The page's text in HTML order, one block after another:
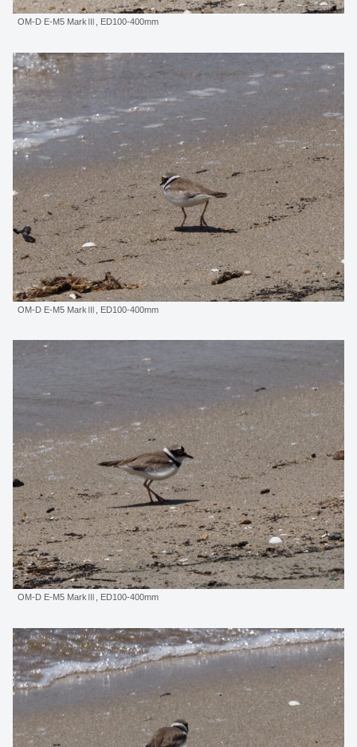
OM-D E-M5 MarkⅢ, ED100-400mm
OM-D E-M5 MarkⅢ, ED100-400mm
OM-D E-M5 MarkⅢ, ED100-400mm